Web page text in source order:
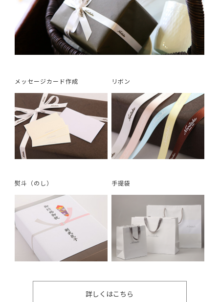
メッセージカード作成 リボン
熨斗（のし） 手提袋
詳しくはこちら